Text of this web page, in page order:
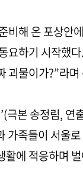
비해 온 포상안
요하기 시작했
괴물이가?”라
극본 송정림,
가족들이 서울
에 적응하며